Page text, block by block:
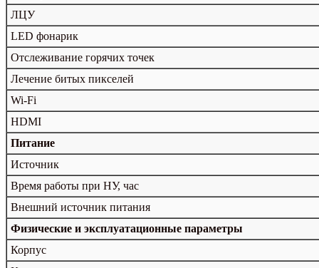
ЛЦУ
LED фонарик
Отслеживание горячих точек
Лечение битых пикселей
Wi-Fi
HDMI
Питание
Источник
Время работы при НУ, час
Внешний источник питания
Физические и эксплуатационные параметры
Корпус